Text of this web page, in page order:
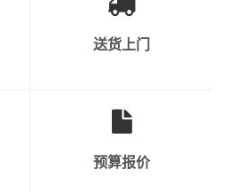
”的服务理念，在临沂的兰山区、
送货上门
预算报价